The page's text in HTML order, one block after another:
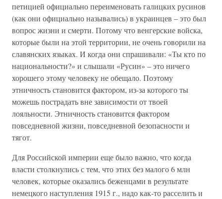
петицией официально переименовать галицких русинов
(как они официально назывались) в украинцев – это был
вопрос жизни и смерти. Потому что венгерские войска,
которые были на этой территории, не очень говорили на
славянских языках. И когда они спрашивали: «Ты кто по
национальности?» и слышали «Русин» – это ничего
хорошего этому человеку не обещало. Поэтому
этничность становится фактором, из-за которого ты
можешь пострадать вне зависимости от твоей
лояльности. Этничность становится фактором
повседневной жизни, повседневной безопасности и
тягот.
Для Российской империи еще было важно, что когда
власти столкнулись с тем, что этих без малого 6 млн
человек, которые оказались беженцами в результате
немецкого наступления 1915 г., надо как-то расселить и